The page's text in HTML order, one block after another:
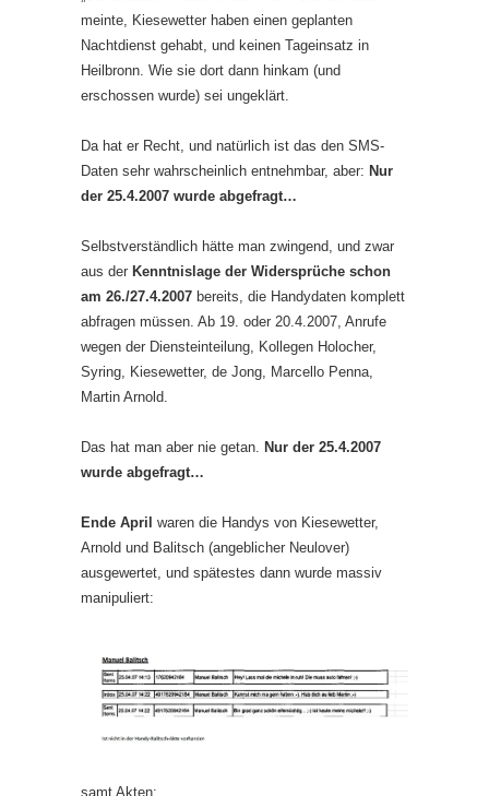
meinte, Kiesewetter haben einen geplanten
Nachtdienst gehabt, und keinen Tageinsatz in
Heilbronn. Wie sie dort dann hinkam (und
erschossen wurde) sei ungeklärt.
Da hat er Recht, und natürlich ist das den SMS-
Daten sehr wahrscheinlich entnehmbar, aber: Nur
der 25.4.2007 wurde abgefragt…
Selbstverständlich hätte man zwingend, und zwar
aus der Kenntnislage der Widersprüche schon
am 26./27.4.2007 bereits, die Handydaten komplett
abfragen müssen. Ab 19. oder 20.4.2007, Anrufe
wegen der Diensteinteilung, Kollegen Holocher,
Syring, Kiesewetter, de Jong, Marcello Penna,
Martin Arnold.
Das hat man aber nie getan. Nur der 25.4.2007
wurde abgefragt…
Ende April waren die Handys von Kiesewetter,
Arnold und Balitsch (angeblicher Neulover)
ausgewertet, und spätestes dann wurde massiv
manipuliert:
samt Akten: